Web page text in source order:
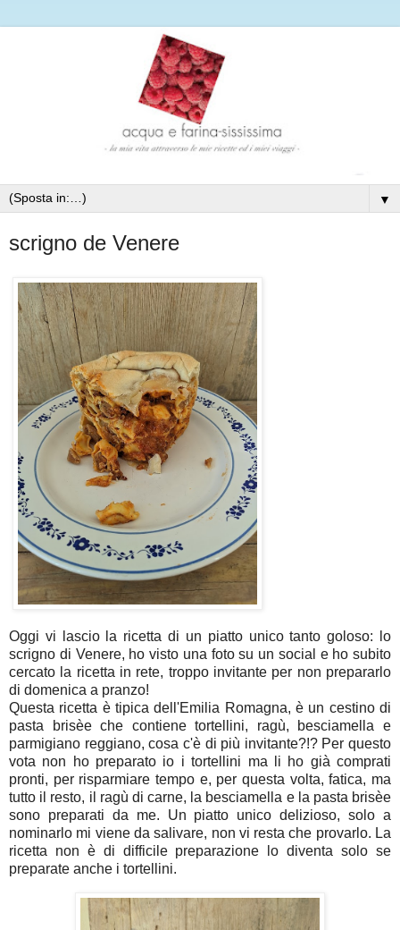
▼
scrigno de Venere
Oggi vi lascio la ricetta di un piatto unico tanto goloso: lo
scrigno di Venere, ho visto una foto su un social e ho subito
cercato la ricetta in rete, troppo invitante per non prepararlo
di domenica a pranzo!
Questa ricetta è tipica dell'Emilia Romagna, è un cestino di
pasta brisèe che contiene tortellini, ragù, besciamella e
parmigiano reggiano, cosa c'è di più invitante?!? Per questo
vota non ho preparato io i tortellini ma li ho già comprati
pronti, per risparmiare tempo e, per questa volta, fatica, ma
tutto il resto, il ragù di carne, la besciamella e la pasta brisèe
sono preparati da me. Un piatto unico delizioso, solo a
nominarlo mi viene da salivare, non vi resta che provarlo. La
ricetta non è di difficile preparazione lo diventa solo se
preparate anche i tortellini.